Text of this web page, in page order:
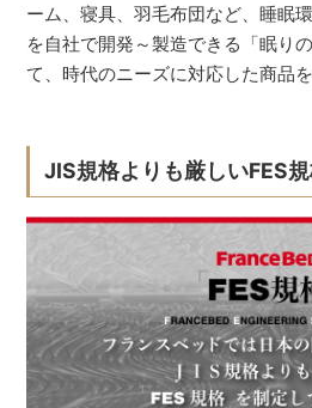
ーム、寝具、羽毛布団など、睡眠
を自社で開発～製造できる「眠り
て、時代のニーズに対応した商品
JIS規格よりも厳しいFES